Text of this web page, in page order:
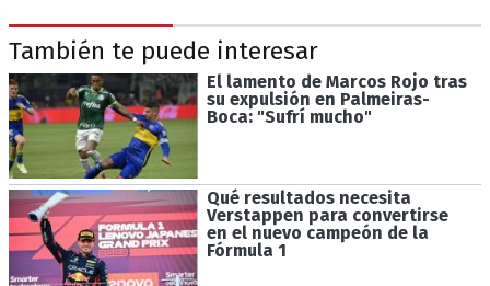
También te puede interesar
El lamento de Marcos Rojo tras
su expulsión en Palmeiras-
Boca: "Sufrí mucho"
Qué resultados necesita
Verstappen para convertirse
en el nuevo campeón de la
Fórmula 1